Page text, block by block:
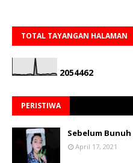
TOTAL TAYANGAN HALAMAN
2054462
PERISTIWA
Sebelum
April 17, 2021